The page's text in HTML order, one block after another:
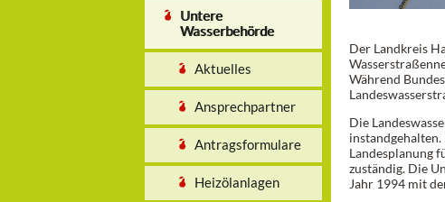
Untere
Wasserbehörde
Aktuelles
Ansprechpartner
Antragsformulare
Heizölanlagen
Der Landkreis
Während
Die
Landesplanung
zuständig. Die
Jahr 1994 mit